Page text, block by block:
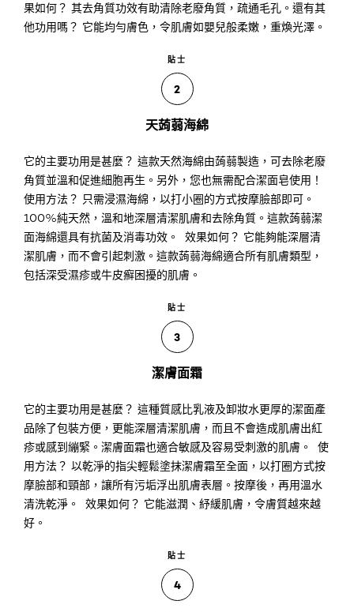
果如何？ 其去角質功效有助清除老廢角質，疏通毛孔。還有其
他功用嗎？ 它能均勻膚色，令肌膚如嬰兒般柔嫩，重煥光澤。
貼士
2
天蒟蒻海綿
它的主要功用是甚麼？ 這款天然海綿由蒟蒻製造，可去除老廢
角質並溫和促進細胞再生。另外，您也無需配合潔面皂使用！
使用方法？ 只需浸濕海綿，以打小圈的方式按摩臉部即可。
100%純天然，溫和地深層清潔肌膚和去除角質。這款蒟蒻潔
面海綿還具有抗菌及消毒功效。 效果如何？ 它能夠能深層清
潔肌膚，而不會引起刺激。這款蒟蒻海綿適合所有肌膚類型，
包括深受濕疹或牛皮癬困擾的肌膚。
貼士
3
潔膚面霜
它的主要功用是甚麼？ 這種質感比乳液及卸妝水更厚的潔面產
品除了包裝方便，更能深層清潔肌膚，而且不會造成肌膚出紅
疹或感到繃緊。潔膚面霜也適合敏感及容易受刺激的肌膚。 使
用方法？ 以乾淨的指尖輕鬆塗抹潔膚霜至全面，以打圈方式按
摩臉部和頸部，讓所有污垢浮出肌膚表層。按摩後，再用溫水
清洗乾淨。 效果如何？ 它能滋潤、紓緩肌膚，令膚質越來越
好。
貼士
4